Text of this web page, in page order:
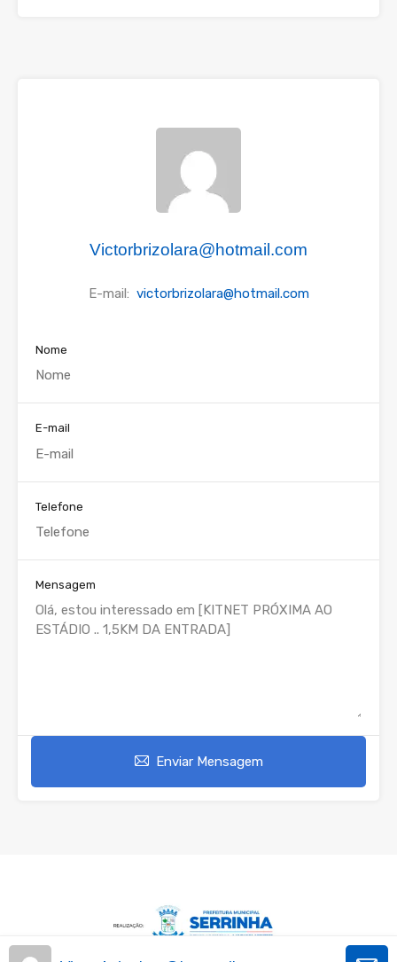
Victorbrizolara@hotmail.com
E-mail: victorbrizolara@hotmail.com
Nome
E-mail
Telefone
Mensagem
Enviar Mensagem